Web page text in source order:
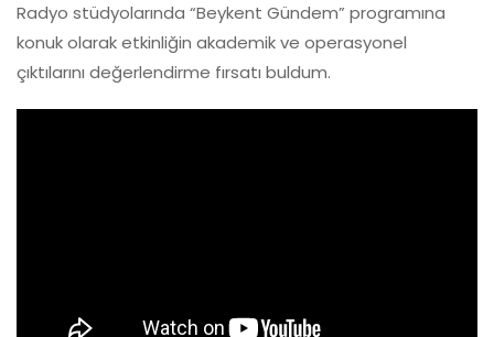
Radyo stüdyolarında “Beykent Gündem” programına
konuk olarak etkinliğin akademik ve operasyonel
çıktılarını değerlendirme fırsatı buldum.